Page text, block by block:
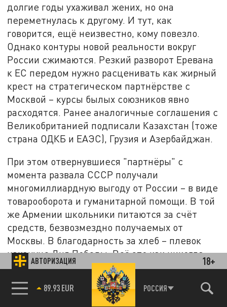
АВТОРИЗАЦИЯ 18+
89.93 EUR РОССИЯ
долгие годы ухаживал жених, но она
переметнулась к другому. И тут, как
говорится, ещё неизвестно, кому повезло.
Однако контуры новой реальности вокруг
России сжимаются. Резкий разворот Еревана
к ЕС передом нужно расценивать как жирный
крест на стратегическом партнёрстве с
Москвой – курсы былых союзников явно
расходятся. Ранее аналогичные соглашения с
Великобританией подписали Казахстан (тоже
страна ОДКБ и ЕАЭС), Грузия и Азербайджан.
При этом отвернувшиеся "партнёры" с
момента развала СССР получали
многомиллиардную выгоду от России – в виде
товарооборота и гуманитарной помощи. В той
же Армении школьники питаются за счёт
средств, безвозмездно получаемых от
Москвы. В благодарность за хлеб – плевок
накануне Дня Победы. Всё это как никогда
остро ставит вопрос о провальной политике
"мягкой силы", которую давно пора сделать
"газообразной". Для тех, кто хочет в ЕС, цены